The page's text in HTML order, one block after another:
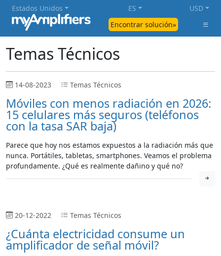
Encontrar solución»
Estados Unidos ES USD
Temas Técnicos
14-08-2023 Temas Técnicos
Móviles con menos radiación en 2026:
15 celulares más seguros (teléfonos
con la tasa SAR baja)
Parece que hoy nos estamos expuestos a la radiación más que
nunca. Portátiles, tabletas, smartphones. Veamos el problema
profundamente. ¿Qué es realmente dañino y qué no?
20-12-2022 Temas Técnicos
¿Cuánta electricidad consume un
amplificador de señal móvil?